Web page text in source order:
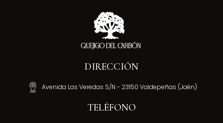
DIRECCIÓN
Avenida Las Veredas S/N - 23150 Valdepeñas (Jaén)
TELÉFONO